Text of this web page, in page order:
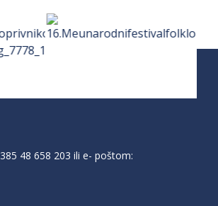
48 658 203 ili e- poštom: